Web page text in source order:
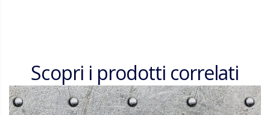
Scopri i prodotti correlati